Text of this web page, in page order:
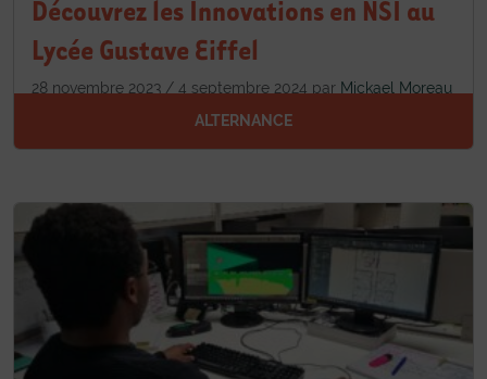
Découvrez les Innovations en NSI au
Lycée Gustave Eiffel
28 novembre 2023 / 4 septembre 2024 par Mickael Moreau
Laisser un commentaire
ALTERNANCE